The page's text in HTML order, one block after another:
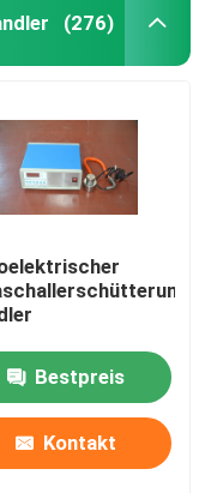
(276)
Bestpreis
Kontakt